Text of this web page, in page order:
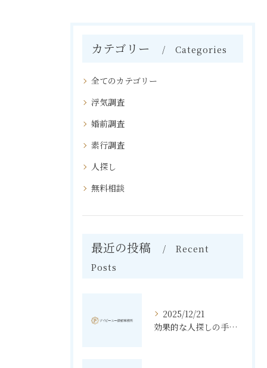
カテゴリー Categories
全てのカテゴリー
浮気調査
婚前調査
素行調査
人探し
無料相談
最近の投稿
Recent
Posts
2025/12/21
効果的な人探しの手法とその秘訣